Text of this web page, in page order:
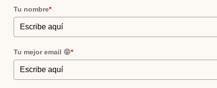
Tu nombre*
Tu mejor email 😝*